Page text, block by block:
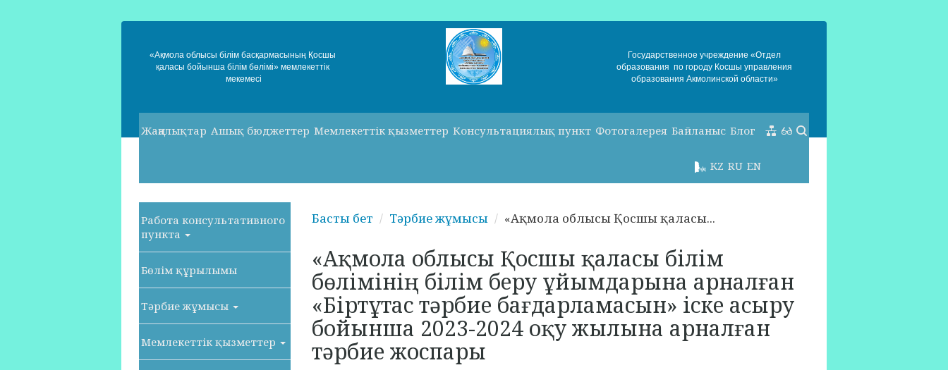
«Ақмола облысы білім басқармасының Қосшы
қаласы бойынша білім бөлімі» мемлекеттік
мекемесі
Государственное учреждение «Отдел
образования по городу Косшы управления
образования Акмолинской области»
Жаңалықтар Ашық бюджеттер Мемлекеттік қызметтер Консультациялық пункт Фотогалерея Байланыс Блог
EN
RU
KZ
Работа консультативного
пункта
Бөлім құрылымы
Тәрбие жұмысы
Мемлекеттік қызметтер
Басты бет Тәрбие жұмысы «Ақмола облысы Қосшы қаласы...
«Ақмола облысы Қосшы қаласы білім
бөлімінің білім беру ұйымдарына арналған
«Біртұтас тәрбие бағдарламасын» іске асыру
бойынша 2023-2024 оқу жылына арналған
тәрбие жоспары